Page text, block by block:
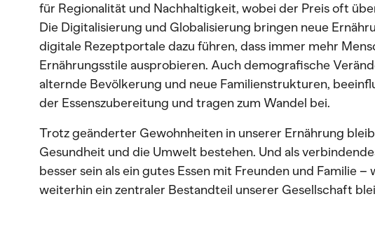
für Regionalität und Nachhaltigkeit, wobei der Preis oft
Die Digitalisierung und Globalisierung bringen neue
digitale Rezeptportale dazu führen, dass immer mehr
Ernährungsstile ausprobieren. Auch demografische
alternde Bevölkerung und neue Familienstrukturen,
der Essenszubereitung und tragen zum Wandel bei.
Trotz geänderter Gewohnheiten in unserer Ernährung
Gesundheit und die Umwelt bestehen. Und als
besser sein als ein gutes Essen mit Freunden und Familie –
weiterhin ein zentraler Bestandteil unserer Gesellschaft